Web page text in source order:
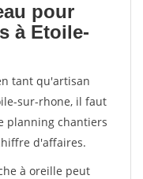
pour
à Etoile-
tant qu'artisan
sur-rhone, il faut
planning chantiers
d'affaires.
à oreille peut